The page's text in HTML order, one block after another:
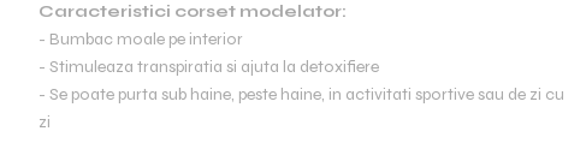
Caracteristici corset modelator:
- Bumbac moale pe interior
- Stimuleaza transpiratia si ajuta la detoxifiere
- Se poate purta sub haine, peste haine, in activitati sportive sau de zi cu
zi